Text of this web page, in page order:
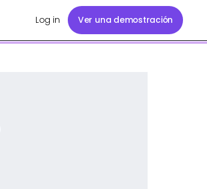
Log in Ver una demostración